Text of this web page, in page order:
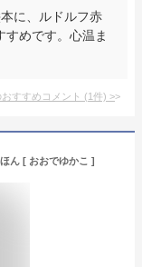
に、ルドルフ赤
めです。心温ま
すすめコメント (1件) >
ん [ おおでゆかこ ]